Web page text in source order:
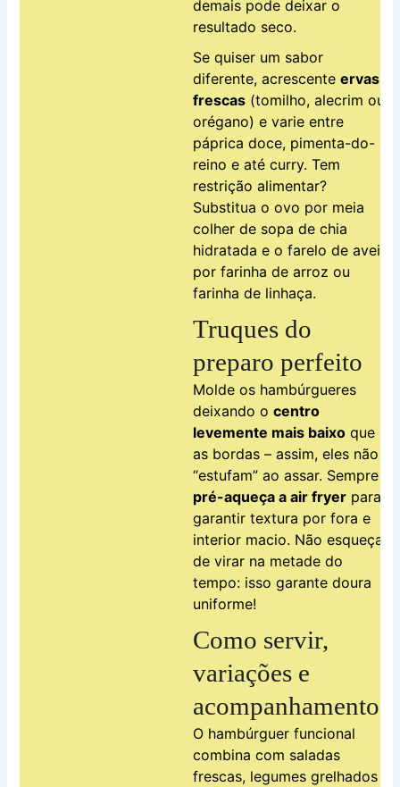
demais pode deixar o
resultado seco.
Se quiser um sabor
diferente, acrescenteervas
frescas (tomilho, alecrim ou
orégano) e varie entre
páprica doce, pimenta-do-
reino e até curry. Tem
restrição alimentar?
Substitua o ovo por meia
colher de sopa de chia
hidratada e o farelo de aveia
por farinha de arroz ou
farinha de linhaça.
Truques do
preparo perfeito
Molde os hambúrgueres
deixando ocentro
levemente mais baixo que
as bordas – assim, eles não
“estufam” ao assar. Sempre
pré-aqueça a air fryer para
garantir textura por fora e
interior macio. Não esqueça
de virar na metade do
tempo: isso garante doura
uniforme!
Como servir,
variações e
acompanhamentos
O hambúrguer funcional
combina com saladas
frescas, legumes grelhados